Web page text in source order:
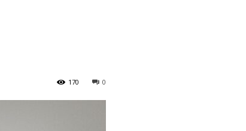
0
170